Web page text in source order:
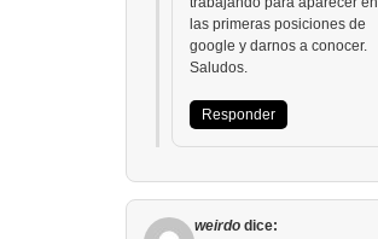
las primeras posiciones de
google y darnos a conocer.
Saludos.
Responder
weirdo dice: